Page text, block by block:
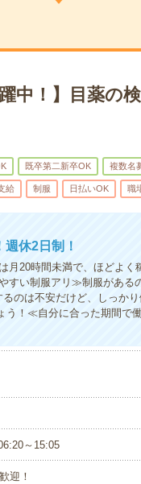
中！】目薬の
既卒第二新卒OK 複数名
給 制服 日払いOK 職
休2日制！
月20時間未満で、ほどよ
すい制服アリ≫制服がある
のは不安だけど、しっか
う！≪自分に合った期間で
～15:05
迎！